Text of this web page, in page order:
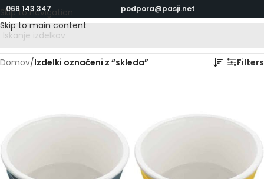
Skip to navigation
Skip to main content
068 143 347 podpora@pasji.net
Domov/Izdelki označeni z “skleda” Filters